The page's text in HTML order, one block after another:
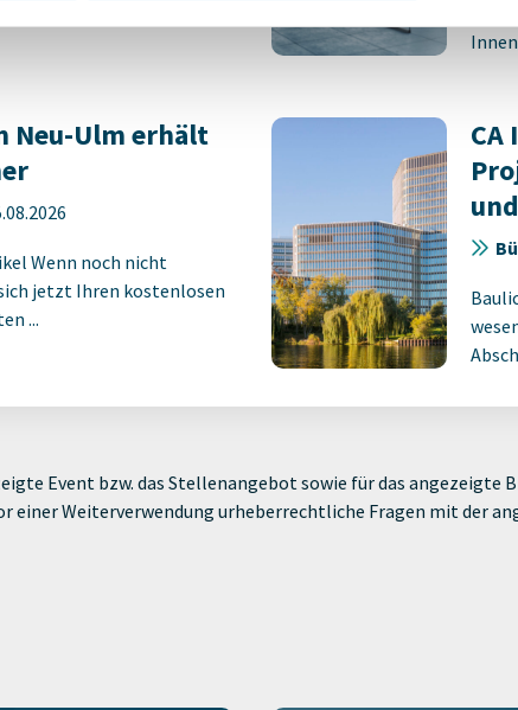
den
Neu-Ulm erhält
Wenn noch nicht
jetzt Ihren kostenlosen
...
Event bzw. das Stellenangebot sowie für das angezeigte
Weiterverwendung urheberrechtliche Fragen mit der